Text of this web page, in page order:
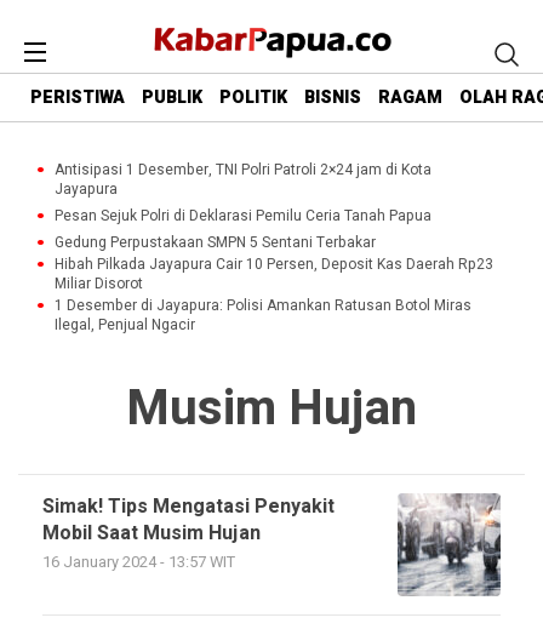
PERISTIWA PUBLIK POLITIK BISNIS RAGAM OLAH
Antisipasi 1 Desember, TNI Polri Patroli 2×24 jam di Kota
Jayapura
Pesan Sejuk Polri di Deklarasi Pemilu Ceria Tanah Papua
Gedung Perpustakaan SMPN 5 Sentani Terbakar
Hibah Pilkada Jayapura Cair 10 Persen, Deposit Kas Daerah Rp23
Miliar Disorot
1 Desember di Jayapura: Polisi Amankan Ratusan Botol Miras
Ilegal, Penjual Ngacir
Musim Hujan
Simak! Tips Mengatasi Penyakit
Mobil Saat Musim Hujan
16 January 2024 - 13:57 WIT